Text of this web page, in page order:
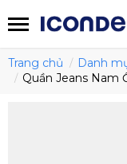
Trang chủ Danh
Quần Jeans Nam